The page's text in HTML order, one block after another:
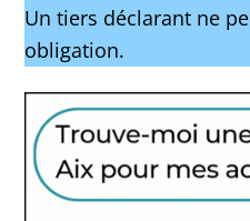
Un tiers déclarant ne
obligation.